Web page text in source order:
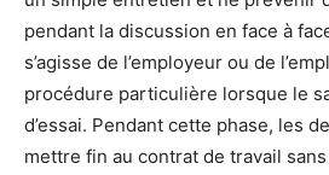
pendant la discussion en face à
s’agisse de l’employeur ou de
procédure particulière lorsque le
d’essai. Pendant cette phase, les
mettre fin au contrat de travail